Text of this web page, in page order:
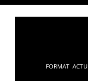
Format